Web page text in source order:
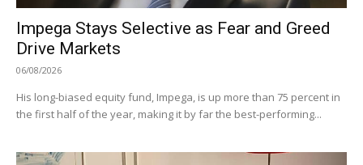
Impega Stays Selective as Fear and Greed
Drive Markets
06/08/2026
His long-biased equity fund, Impega, is up more than 75 percent in
the first half of the year, making it by far the best-performing...